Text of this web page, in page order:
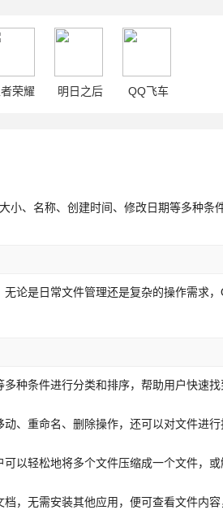
荣耀 明日之后 QQ飞车
小、名称、创建时间、修改日期等多种条
论是日常文件管理还是复杂的操作需求
种条件进行分类和排序，帮助用户快速
、重命名、删除操作，还可以对文件进
以轻松地将多个文件压缩成一个文件，
，无需安装其他应用，便可查看文件内